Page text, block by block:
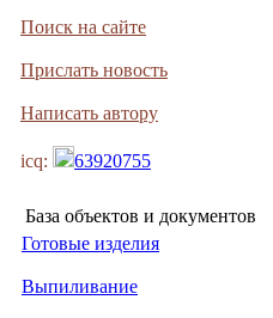
Поиск на сайте
Прислать новость
Написать автору
icq: 63920755
База объектов и документов
Готовые изделия
Выпиливание